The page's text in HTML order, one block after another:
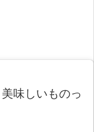
味しいものっ